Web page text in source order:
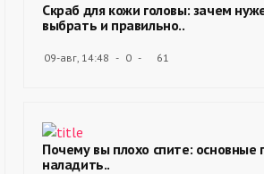
Скраб для кожи головы: зачем
выбрать и правильно..
09-авг, 14:48 0 61
Почему вы плохо спите: основные
наладить..